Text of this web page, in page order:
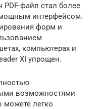
файл стал более
интерфейсом.
форм и
компьютерах и
XI упрощен.
возможностями
можете легко